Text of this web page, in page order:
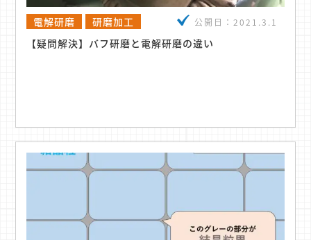
電解研磨 研磨加工 公開日： 2021.3.1
【疑問解決】バフ研磨と電解研磨の違い